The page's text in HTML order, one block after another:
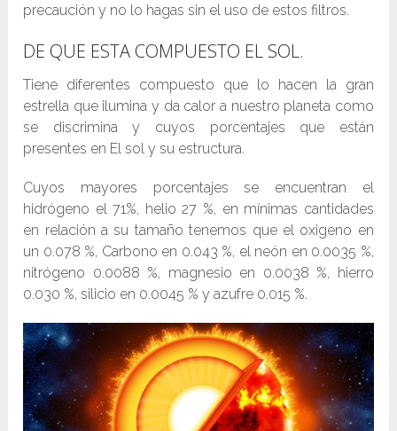
precaución y no lo hagas sin el uso de estos filtros.
DE QUE ESTA COMPUESTO EL SOL.
Tiene diferentes compuesto que lo hacen la gran
estrella que ilumina y da calor a nuestro planeta como
se discrimina y cuyos porcentajes que están
presentes en El sol y su estructura.
Cuyos mayores porcentajes se encuentran el
hidrógeno el 71%, helio 27 %, en mínimas cantidades
en relación a su tamaño tenemos que el oxigeno en
un 0.078 %, Carbono en 0.043 %, el neón en 0.0035 %,
nitrógeno 0.0088 %, magnesio en 0.0038 %, hierro
0.030 %, silicio en 0.0045 % y azufre 0.015 %.